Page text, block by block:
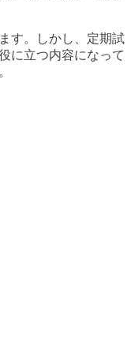
す。しかし、定期試
に立つ内容になって